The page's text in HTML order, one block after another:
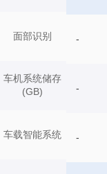
面部识别
车机系统储存
(GB)
车载智能系统
-
-
-